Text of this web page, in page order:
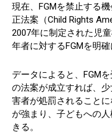
現在、FGMを禁止する
正法案（Child Rights
2007年に制定された児
年者に対するFGMを明
データによると、FGM
の法案が成立すれば、
害者が処罰されること
が強まり、子どもへの
きる。